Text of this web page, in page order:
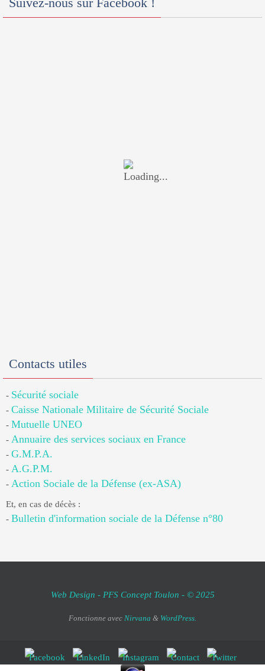
Contacts utiles
- Sécurité sociale
- Caisse Nationale Militaire de Sécurité Sociale
- Mutuelle UNEO
- Annuaire des services sociaux en France
- G.M.P.A.
- A.G.P.M.
- Action Sociale de la Défense (ex-ASA)
Et, en cas de décès :
- Bulletin d'information sociale de la Défense n°80
Web Design - PFS Concept Toulon - © 2025
Fonctionne avec Nirvana & WordPress.